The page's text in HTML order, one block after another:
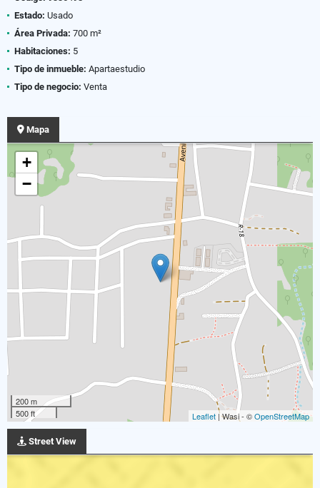
Estado: Usado
Área Privada: 700 m²
Habitaciones: 5
Tipo de inmueble: Apartaestudio
Tipo de negocio: Venta
Mapa
+
−
200 m
500 ft
Leaflet | Wasi - ©OpenStreetMap
Street View